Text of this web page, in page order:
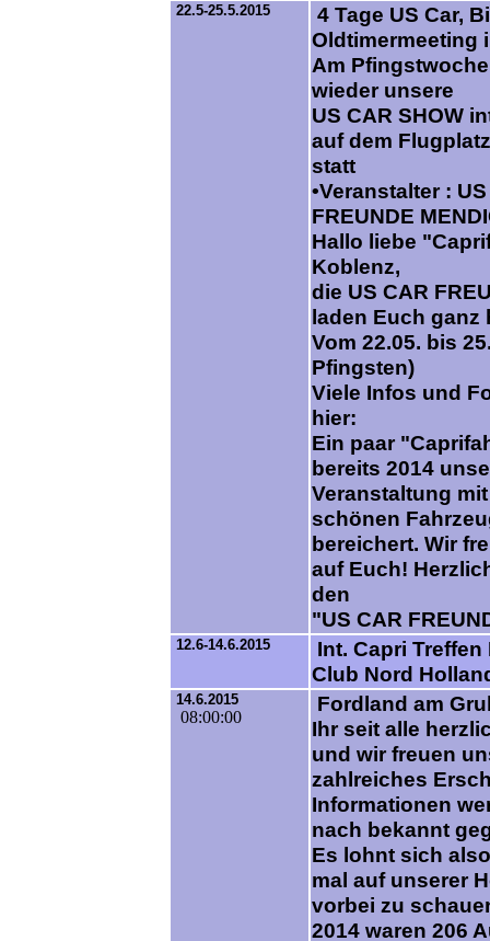
22.5-25.5.2015
4 Tage US Car,
Oldtimermeeting
Am
wieder unsere
US CAR SHOW
auf dem
statt
•Veranstalter :
FREUNDE
Hallo liebe
Koblenz,
die US CAR
laden Euch ganz
Vom 22.05. bis
Pfingsten)
Viele Infos und
hier:
Ein paar
bereits 2014
Veranstaltung
schönen
bereichert. Wir
auf Euch!
den
"US CAR
12.6-14.6.2015
Int. Capri
Club Nord
14.6.2015
08:00:00
Fordland am
Ihr seit alle
und wir freuen
zahlreiches
Informationen
nach bekannt
Es lohnt sich
mal auf unserer
vorbei zu
2014 waren 206